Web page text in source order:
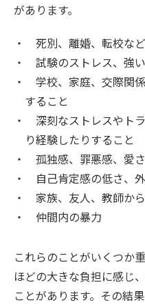
があります。
死別、離婚、転校な
試験のストレス、強
学校、家庭、交際関
すること
深刻なストレスやト
り経験したりすること
孤独感、罪悪感、愛
自己肯定感の低さ、
家族、友人、教師か
仲間内の暴力
これらのことがいくつか
ほどの大きな負担に感じ
ことがあります。その結